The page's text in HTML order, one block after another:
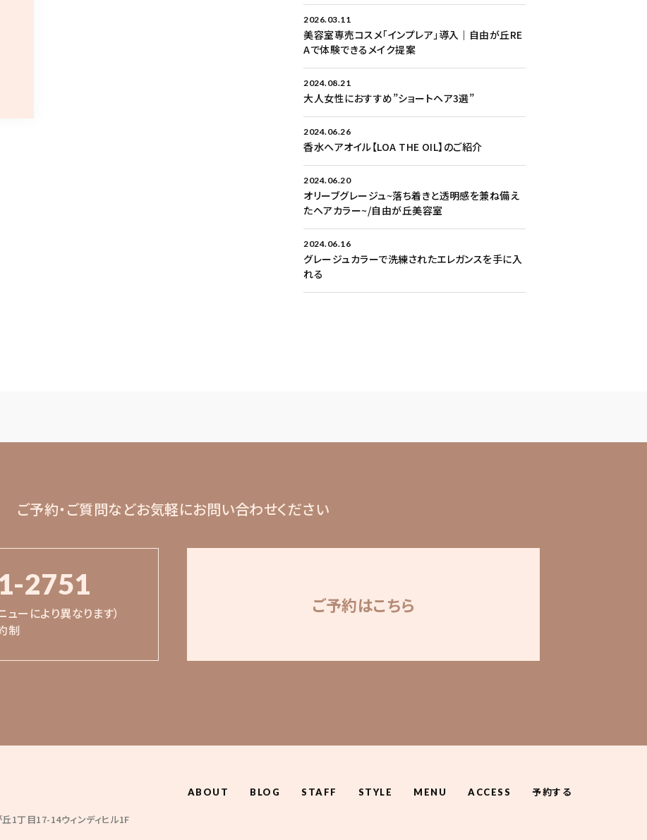
2026.03.11
美容室専売コスメ「インプレア」導入｜自由が丘RE
Aで体験できるメイク提案
2024.08.21
大人女性におすすめ”ショートヘア3選”
2024.06.26
香水ヘアオイル【LOA THE OIL】のご紹介
2024.06.20
オリーブグレージュ~落ち着きと透明感を兼ね備え
たヘアカラー~/自由が丘美容室
2024.06.16
グレージュカラーで洗練されたエレガンスを手に入
れる
ご予約・ご質問などお気軽にお問い合わせください
2751
ューにより異なります）
制
ご予約はこちら
1丁目17-14ウィンディヒル1F
ABOUT BLOG STAFF STYLE MENU ACCESS 予約する